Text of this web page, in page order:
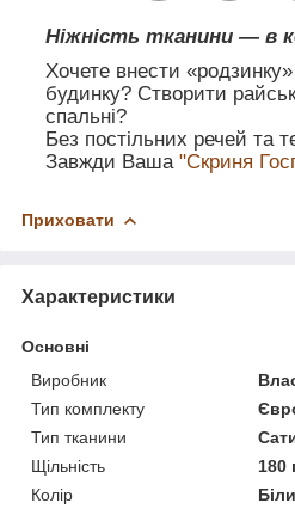
Ніжність тканини — в
Хочете внести
будинку? Створити
спальні?
Без постільних речей та
Завжди Ваша "Скриня
Приховати
Характеристики
Основні
Виробник
Тип комплекту
Тип тканини
Щільність
180
Колір